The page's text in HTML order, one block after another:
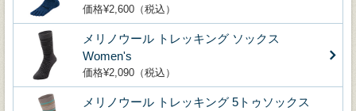
価格¥2,600（税込）
メリノウール トレッキング ソックス
Women's
価格¥2,090（税込）
メリノウール トレッキング 5トゥソックス